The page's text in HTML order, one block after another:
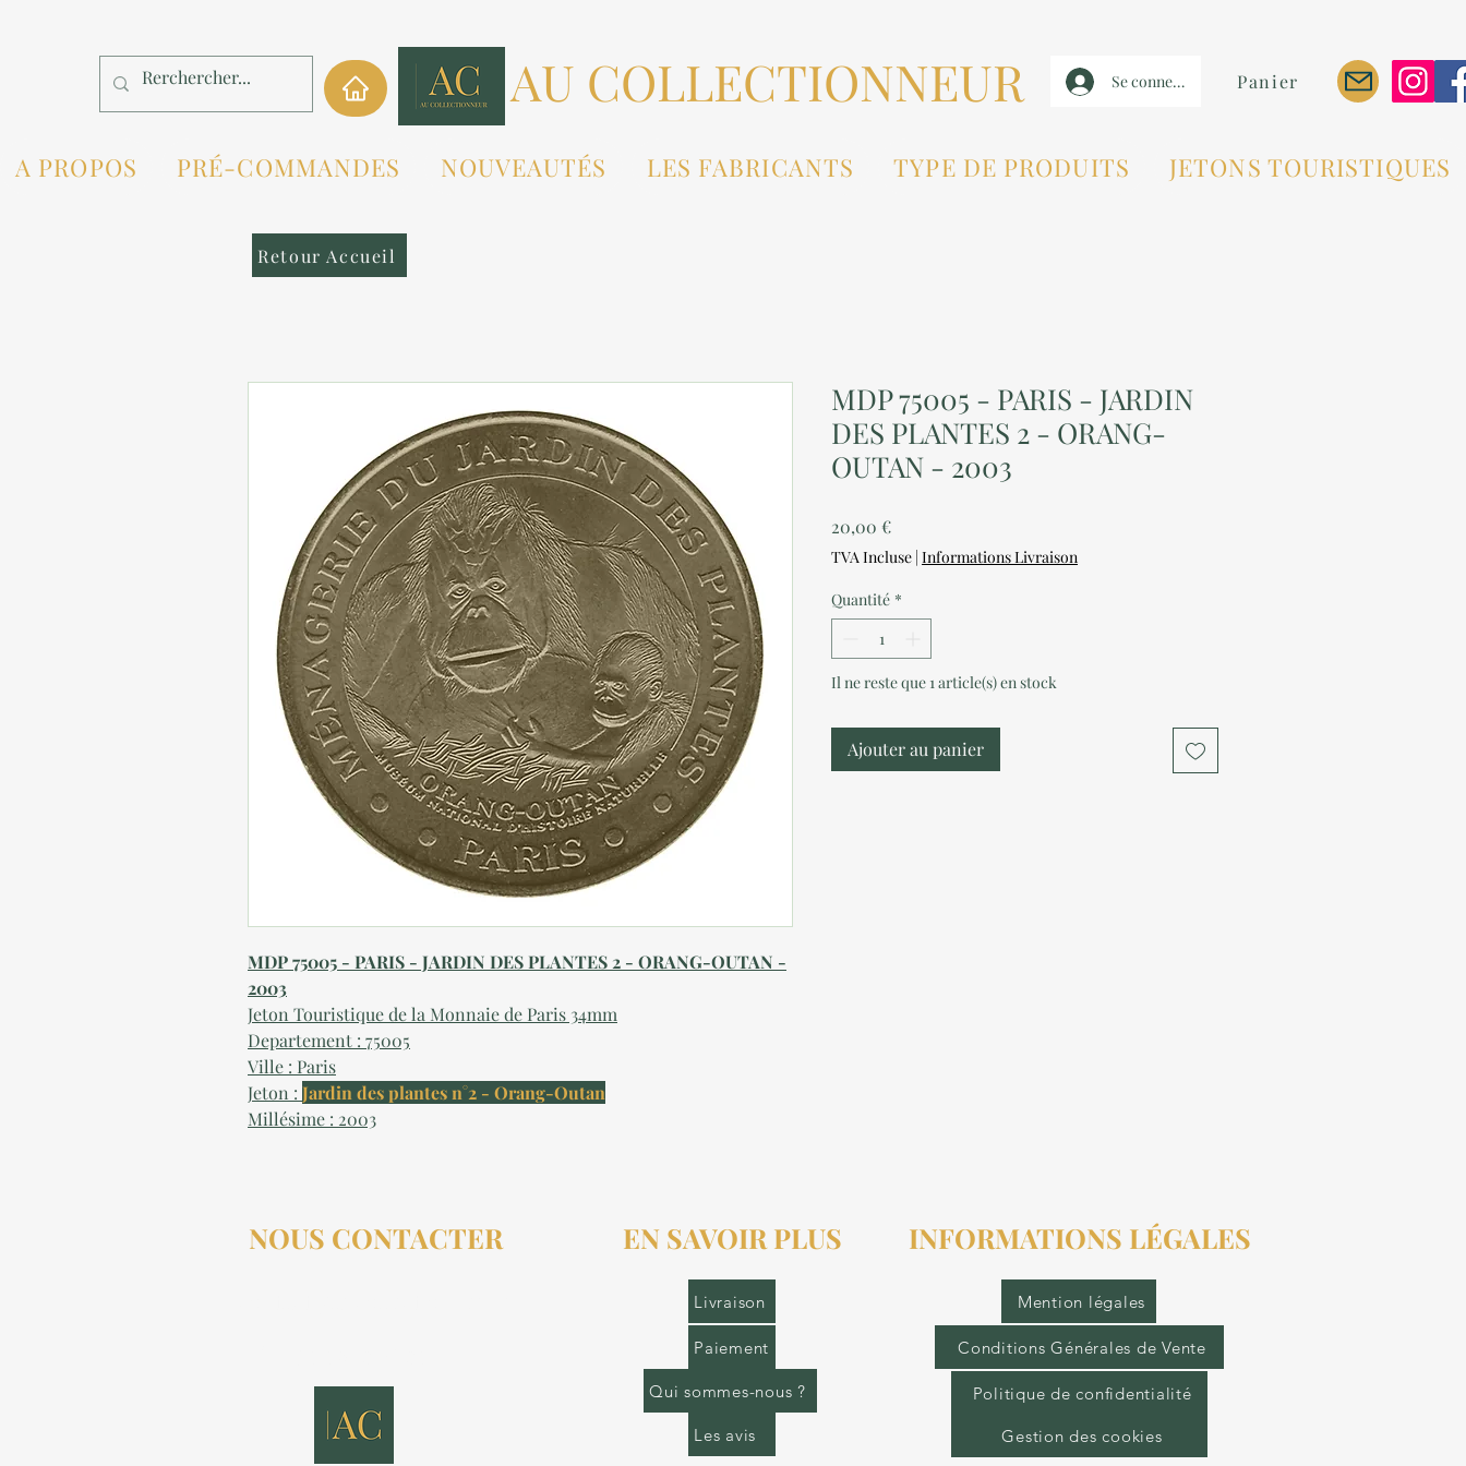
AU COLLECTIONNEUR Se connecter Panier
A PROPOS PRÉ-COMMANDES NOUVEAUTÉS LES FABRICANTS TYPE DE PRODUITS JETONS TOURISTIQUES
MDP 75005 - PARIS - JARDIN DES PLANTES 2 - ORANG-OUTAN -
2003
Jeton Touristique de la Monnaie de Paris 34mm
Departement : 75005
Ville : Paris
Jeton : Jardin des plantes n°2 - Orang-Outan
Millésime : 2003
MDP 75005 - PARIS - JARDIN
DES PLANTES 2 - ORANG-
OUTAN - 2003
20,00 €Prix
TVA Incluse | Informations Livraison
Quantité *
Il ne reste que 1 article(s) en stock
Ajouter au panier
Retour Accueil
NOUS CONTACTER EN SAVOIR PLUS
Livraison
Paiement
Qui sommes-nous ?
Les avis
INFORMATIONS LÉGALES
Mention légales
Conditions Générales de Vente
Politique de confidentialité
Gestion des cookies